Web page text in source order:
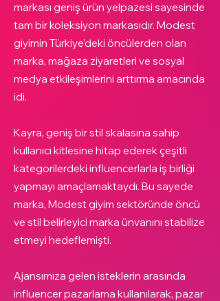
markası geniş ürün yelpazesi sayesinde
tam bir koleksiyon markasıdır. Modest
giyimin Türkiye'deki öncülerden olan
marka, mağaza ziyaretleri ve sosyal
medya etkileşimlerini arttırma amacında
idi.
Kayra, geniş bir stil skalasına sahip
kullanıcı kitlesine hitap ederek çeşitli
kategorilerdeki influencerlarla iş birliği
yapmayı amaçlamaktaydı. Bu sayede
marka, Modest giyim sektöründe öncü
ve stil belirleyici marka ünvanını stabilize
etmeyi hedeflemişti.
Ajansımıza gelen isteklerin arasında
influencer pazarlama kullanılarak, pazar